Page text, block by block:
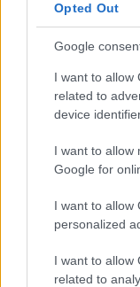
Opted Out
Google
I want to allow
related to
device
I want to allow
Google for
I want to allow
personalized
I want to allow
related to